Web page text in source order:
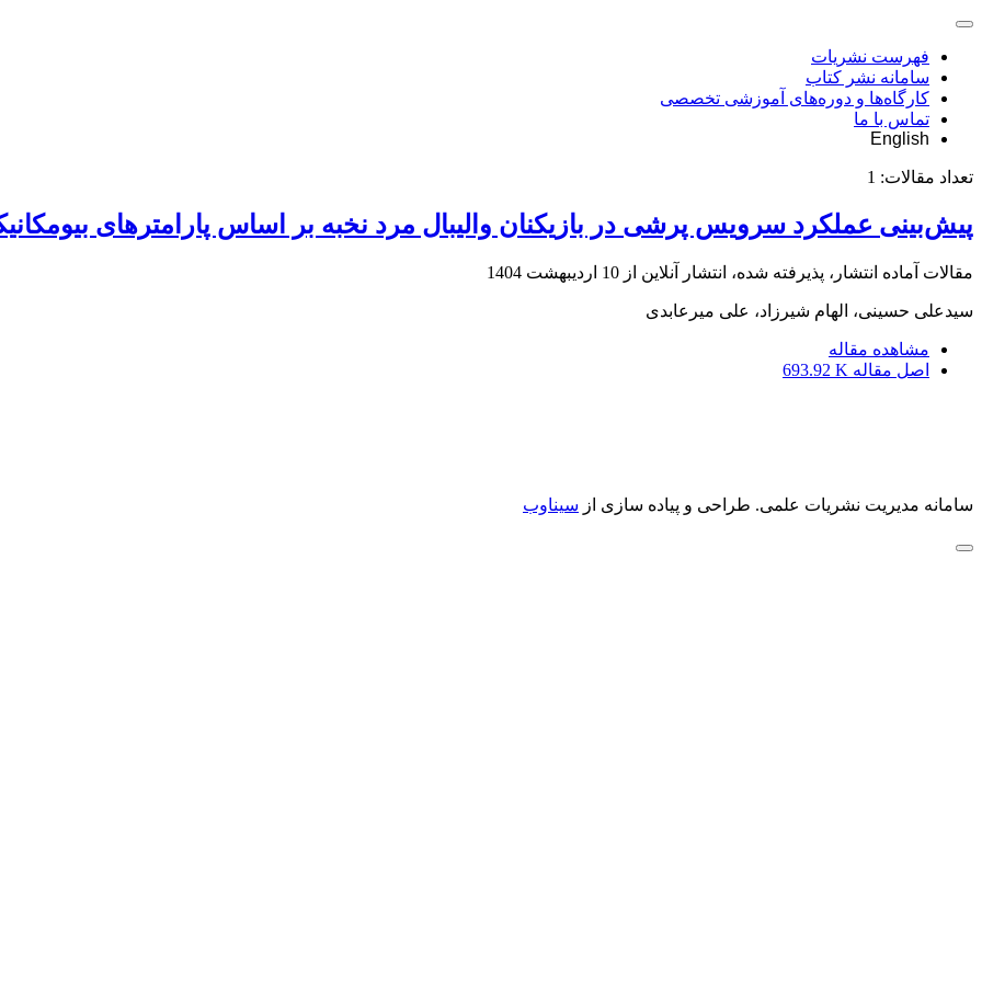
فهرست نشریات
سامانه نشر کتاب
کارگاه‌ها و دوره‌های آموزشی تخصصی
تماس با ما
English
تعداد مقالات: 1
پیش‌بینی عملکرد سرویس پرشی در بازیکنان والیبال مرد نخبه بر اساس پارامترهای
مقالات آماده انتشار، پذیرفته شده، انتشار آنلاین از 10 اردیبهشت 1404
سیدعلی حسینی، الهام شیرزاد، علی میرعابدی
مشاهده مقاله
اصل مقاله 693.92 K
سامانه مدیریت نشریات علمی. طراحی و پیاده سازی از سیناوب